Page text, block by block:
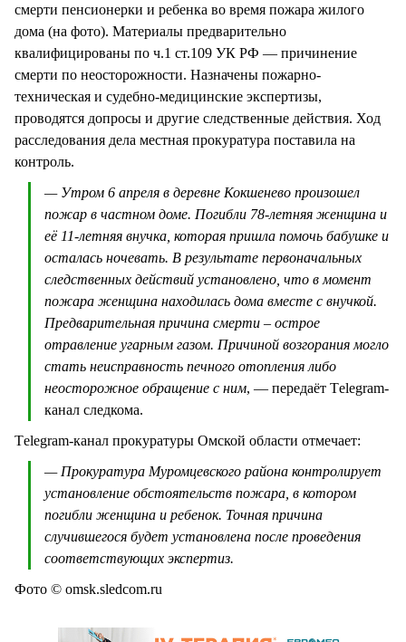
смерти пенсионерки и ребенка во время пожара жилого
дома (на фото). Материалы предварительно
квалифицированы по ч.1 ст.109 УК РФ — причинение
смерти по неосторожности. Назначены пожарно-
техническая и судебно-медицинские экспертизы,
проводятся допросы и другие следственные действия. Ход
расследования дела местная прокуратура поставила на
контроль.
— Утром 6 апреля в деревне Кокшенево произошел
пожар в частном доме. Погибли 78-летняя женщина и
её 11-летняя внучка, которая пришла помочь бабушке и
осталась ночевать. В результате первоначальных
следственных действий установлено, что в момент
пожара женщина находилась дома вместе с внучкой.
Предварительная причина смерти – острое
отравление угарным газом. Причиной возгорания могло
стать неисправность печного отопления либо
неосторожное обращение с ним, — передаёт Тelegram-
канал следкома.
Тelegram-канал прокуратуры Омской области отмечает:
— Прокуратура Муромцевского района контролирует
установление обстоятельств пожара, в котором
погибли женщина и ребенок. Точная причина
случившегося будет установлена после проведения
соответствующих экспертиз.
Фото © omsk.sledcom.ru